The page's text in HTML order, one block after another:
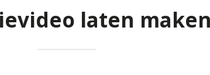
laten maken